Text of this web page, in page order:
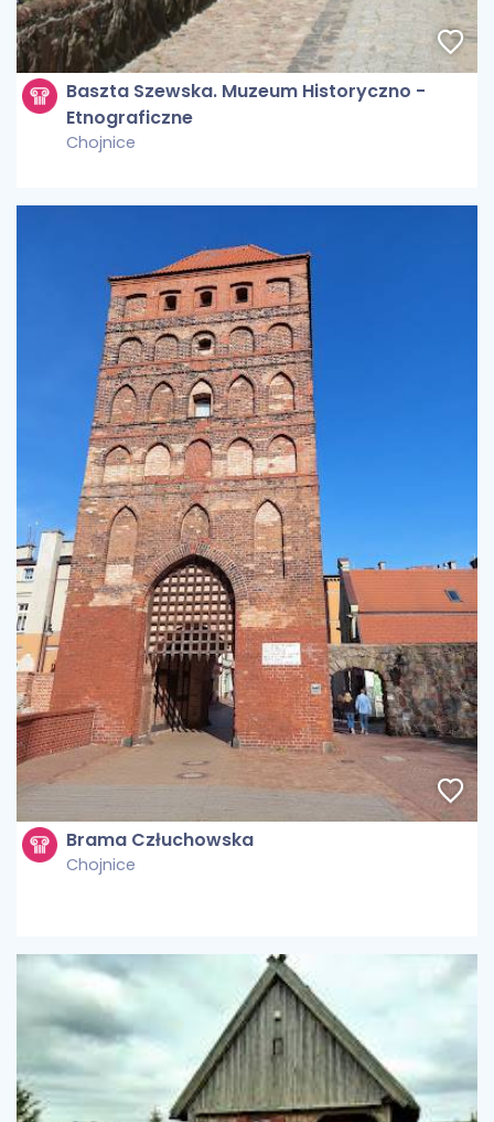
Baszta Szewska. Muzeum Historyczno -
Etnograficzne
Chojnice
Brama Człuchowska
Chojnice